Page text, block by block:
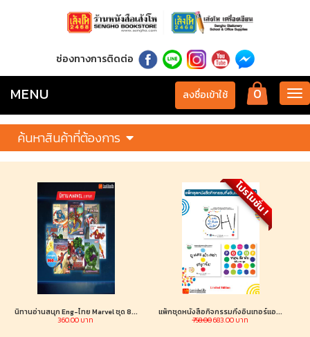
ช่องทางการติดต่อ
0
ลงชื่อเข้าใช้
MENU
ค้นหาสินค้าที่ต้องการ
นิทานอ่านสนุก Eng-ไทย Marvel ชุด 8...
360.00 บาท
โปรโมชั่น !
แพ็กชุดหนังสือกิจกรรมกึ่งอินเทอร์แอ...
758.00683.00 บาท